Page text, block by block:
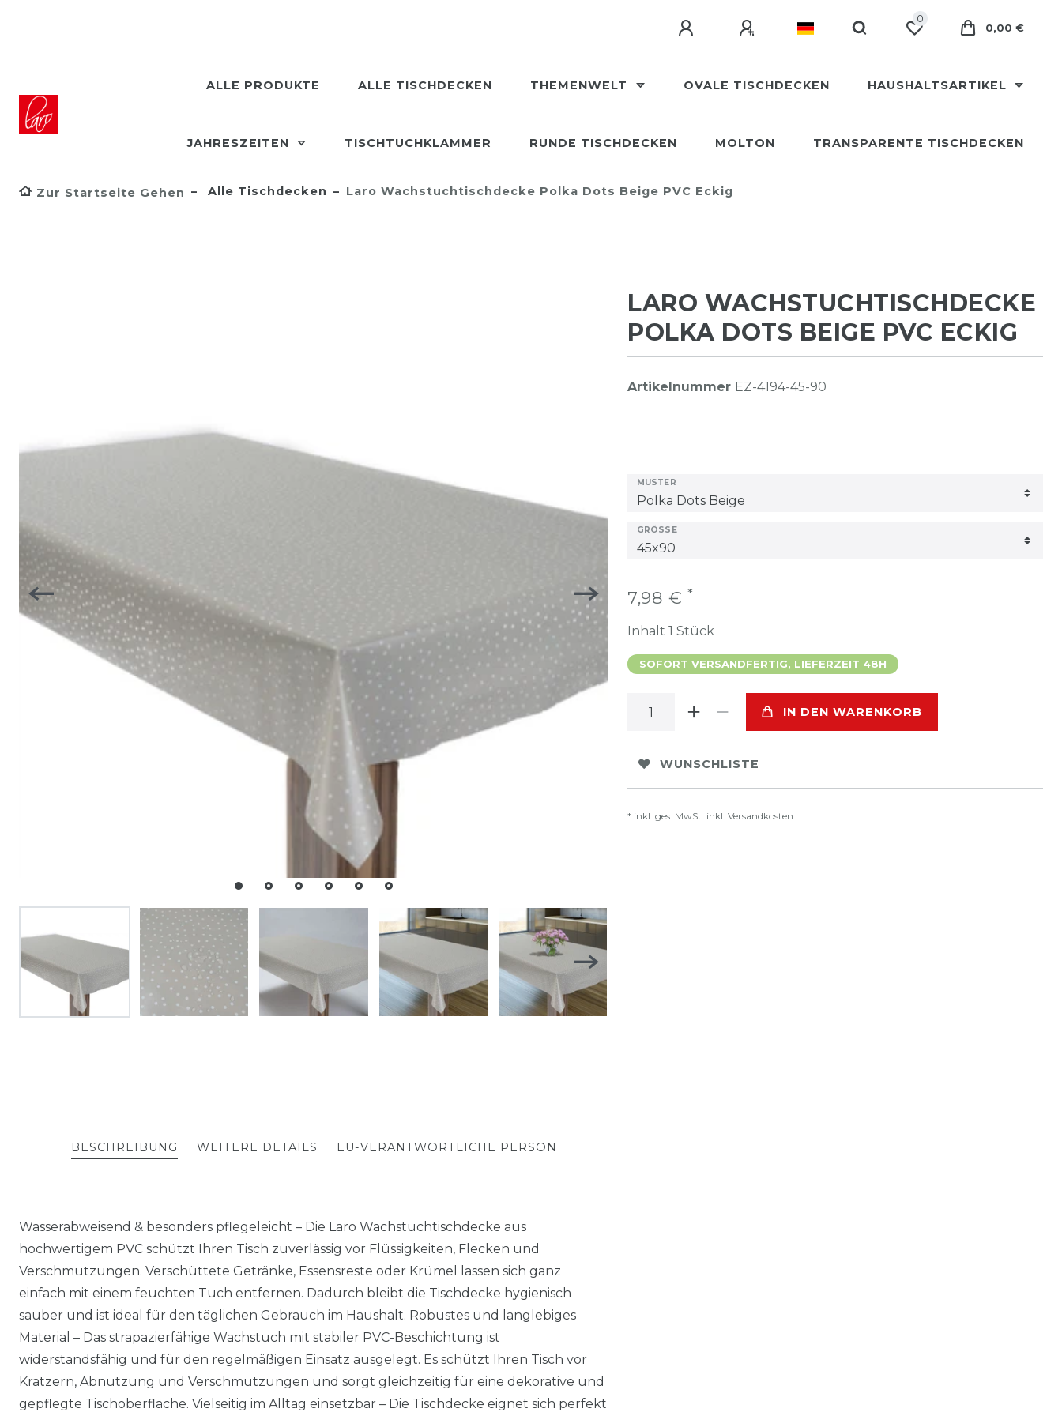
0
0,00 €
ALLE PRODUKTE ALLE TISCHDECKEN THEMENWELT OVALE TISCHDECKEN HAUSHALTSARTIKEL
JAHRESZEITEN TISCHTUCHKLAMMER RUNDE TISCHDECKEN MOLTON TRANSPARENTE TISCHDECKEN
Zur Startseite Gehen Alle Tischdecken Laro Wachstuchtischdecke Polka Dots Beige PVC Eckig
LARO WACHSTUCHTISCHDECKE
POLKA DOTS BEIGE PVC ECKIG
Artikelnummer EZ-4194-45-90
MUSTER
GRÖSSE
7,98 € *
Inhalt 1 Stück
SOFORT VERSANDFERTIG, LIEFERZEIT 48H
IN DEN WARENKORB
WUNSCHLISTE
* inkl. ges. MwSt. inkl. Versandkosten
BESCHREIBUNG WEITERE DETAILS EU-VERANTWORTLICHE PERSON
Wasserabweisend & besonders pflegeleicht – Die Laro Wachstuchtischdecke aus
hochwertigem PVC schützt Ihren Tisch zuverlässig vor Flüssigkeiten, Flecken und
Verschmutzungen. Verschüttete Getränke, Essensreste oder Krümel lassen sich ganz
einfach mit einem feuchten Tuch entfernen. Dadurch bleibt die Tischdecke hygienisch
sauber und ist ideal für den täglichen Gebrauch im Haushalt. Robustes und langlebiges
Material – Das strapazierfähige Wachstuch mit stabiler PVC-Beschichtung ist
widerstandsfähig und für den regelmäßigen Einsatz ausgelegt. Es schützt Ihren Tisch vor
Kratzern, Abnutzung und Verschmutzungen und sorgt gleichzeitig für eine dekorative und
gepflegte Tischoberfläche. Vielseitig im Alltag einsetzbar – Die Tischdecke eignet sich perfekt